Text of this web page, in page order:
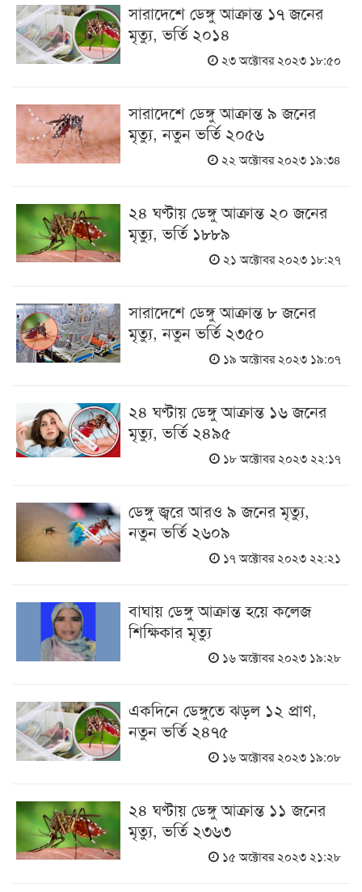
সারাদেশে ডেঙ্গু আক্রান্ত ১৭ জনের
মৃত্যু, ভর্তি ২০১৪
২৩ অক্টোবর ২০২৩ ১৮:৫০
সারাদেশে ডেঙ্গু আক্রান্ত ৯ জনের
মৃত্যু, নতুন ভর্তি ২০৫৬
২২ অক্টোবর ২০২৩ ১৯:৩৪
২৪ ঘণ্টায় ডেঙ্গু আক্রান্ত ২০ জনের
মৃত্যু, ভর্তি ১৮৮৯
২১ অক্টোবর ২০২৩ ১৮:২৭
সারাদেশে ডেঙ্গু আক্রান্ত ৮ জনের
মৃত্যু, নতুন ভর্তি ২৩৫০
১৯ অক্টোবর ২০২৩ ১৯:০৭
২৪ ঘণ্টায় ডেঙ্গু আক্রান্ত ১৬ জনের
মৃত্যু, ভর্তি ২৪৯৫
১৮ অক্টোবর ২০২৩ ২২:১৭
ডেঙ্গু জ্বরে আরও ৯ জনের মৃত্যু,
নতুন ভর্তি ২৬০৯
১৭ অক্টোবর ২০২৩ ২২:২১
বাঘায় ডেঙ্গু আক্রান্ত হয়ে কলেজ
শিক্ষিকার মৃত্যু
১৬ অক্টোবর ২০২৩ ১৯:২৮
একদিনে ডেঙ্গুতে ঝড়ল ১২ প্রাণ,
নতুন ভর্তি ২৪৭৫
১৬ অক্টোবর ২০২৩ ১৯:০৮
২৪ ঘণ্টায় ডেঙ্গু আক্রান্ত ১১ জনের
মৃত্যু, ভর্তি ২৩৬৩
১৫ অক্টোবর ২০২৩ ২১:২৮